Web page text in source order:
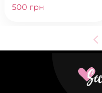
500 грн